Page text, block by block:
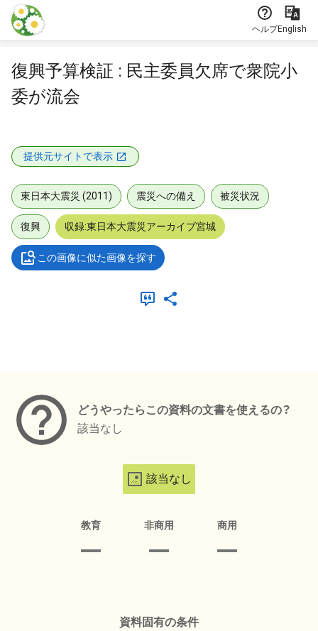
本文に飛ぶ
ヘルプEnglish
復興予算検証 : 民主委員欠席で衆院小
委が流会
提供元サイトで表示
東日本大震災 (2011) 震災への備え 被災状況
復興 収録:東日本大震災アーカイブ宮城
この画像に似た画像を探す
どうやったらこの資料の文書を使えるの？
該当なし
該当なし
教育 非商用 商用
資料固有の条件